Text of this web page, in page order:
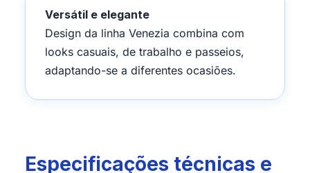
Versátil e elegante
Design da linha Venezia combina com
looks casuais, de trabalho e passeios,
adaptando-se a diferentes ocasiões.
Especificações técnicas e